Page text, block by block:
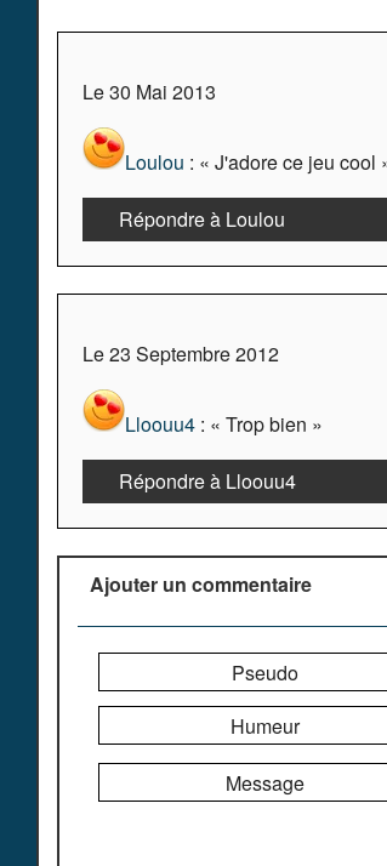
Le 30 Mai 2013
Loulou : « J'adore ce jeu cool
Répondre à Loulou
Le 23 Septembre 2012
Lloouu4 : « Trop bien »
Répondre à Lloouu4
Ajouter un commentaire
Pseudo
Humeur
Message